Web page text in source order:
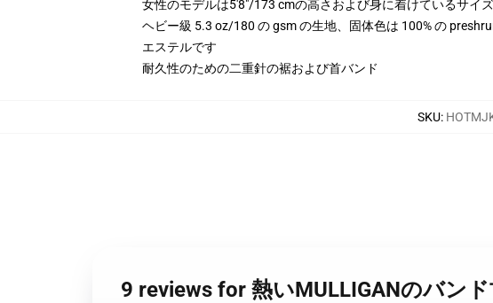
女性のモデルは5'8"/173 cmの高さおよび身に着けているサイ
ヘビー級 5.3 oz/180 の gsm の生地、固体色は 100% の
エステルです
耐久性のための二重針の裾および首バンド
SKU:
9 reviews for 熱いMULLIGANのバン